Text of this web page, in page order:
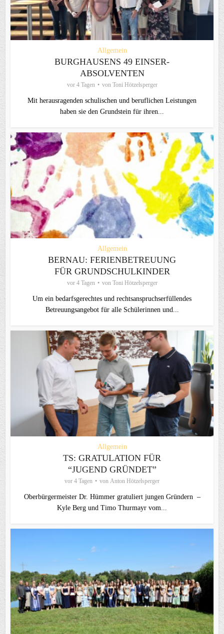
Allgemein
BURGHAUSENS 49 EINSER-
ABSOLVENTEN
vor 4 Tagen von Toni Hötzelsperger
Mit herausragenden schulischen und beruflichen Leistungen
haben sie den Grundstein für ihren...
Allgemein
BERNAU: FERIENBETREUUNG
FÜR GRUNDSCHULKINDER
vor 4 Tagen von Toni Hötzelsperger
Um ein bedarfsgerechtes und rechtsanspruchserfüllendes
Betreuungsangebot für alle Schülerinnen und...
Allgemein
TS: GRATULATION FÜR
“JUGEND GRÜNDET”
vor 4 Tagen von Anton Hötzelsperger
Oberbürgermeister Dr. Hümmer gratuliert jungen Gründern –
Kyle Berg und Timo Thurmayr vom...